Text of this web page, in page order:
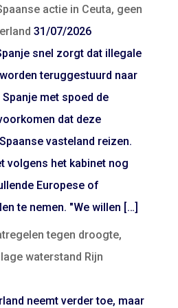
actie in Ceuta, geen
31/07/2026
snel zorgt dat illegale
teruggestuurd naar
met spoed de
dat deze
vasteland reizen.
volgens het kabinet nog
Europese of
te nemen. "We willen […]
tegen droogte,
waterstand Rijn
neemt verder toe, maar